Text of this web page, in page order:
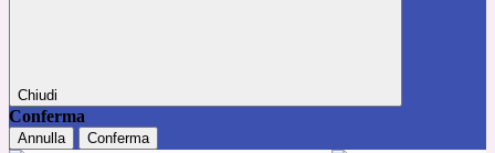
Chiudi
Conferma
Annulla Conferma